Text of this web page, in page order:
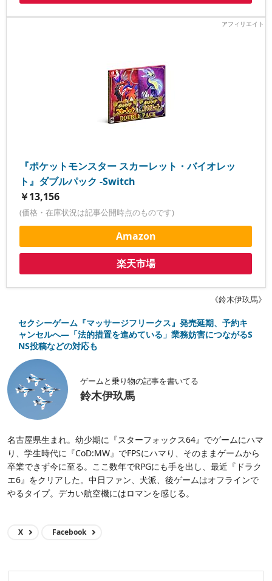
『ポケットモンスター スカーレット・バイオレッ
ト』ダブルパック -Switch
￥13,156
(価格・在庫状況は記事公開時点のものです)
Amazon
楽天市場
《鈴木伊玖馬》
セクシーゲーム『マッサージフリークス』発売延期、予約キ
ャンセルへ―「法的措置を進めている」業務妨害につながるS
NS投稿などの対応も
ゲームと乗り物の記事を書いてる
鈴木伊玖馬
名古屋県生まれ。幼少期に『スターフォックス64』でゲームにハマ
り、学生時代に『CoD:MW』でFPSにハマり、そのままゲームから
卒業できず今に至る。ここ数年でRPGにも手を出し、最近『ドラク
エ6』をクリアした。中日ファン、犬派、後ゲームはオフラインで
やるタイプ。デカい航空機にはロマンを感じる。
X Facebook